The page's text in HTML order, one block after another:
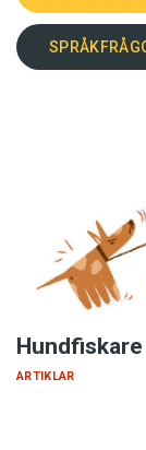
ARTIKLAR